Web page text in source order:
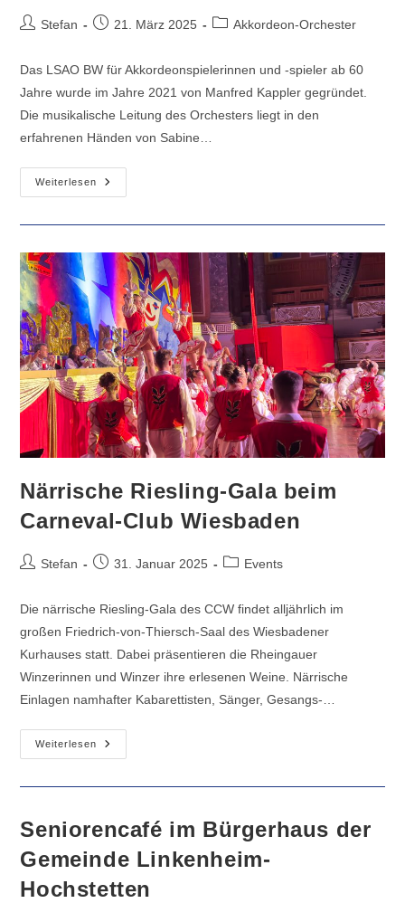
Beitrags-
Stefan
Beitrag21. März 2025
Beitrags-
Akkordeon-Orchester
Das LSAO BW für Akkordeonspielerinnen und -spieler ab 60
Jahre wurde im Jahre 2021 von Manfred Kappler gegründet.
Die musikalische Leitung des Orchesters liegt in den
erfahrenen Händen von Sabine…
Weiterlesen
Landes-
Senioren-
Orchester
Närrische Riesling-Gala beim
Carneval-Club Wiesbaden
Beitrags-
Stefan
Beitrag31. Januar 2025
Beitrags-
Events
Die närrische Riesling-Gala des CCW findet alljährlich im
großen Friedrich-von-Thiersch-Saal des Wiesbadener
Kurhauses statt. Dabei präsentieren die Rheingauer
Winzerinnen und Winzer ihre erlesenen Weine. Närrische
Einlagen namhafter Kabarettisten, Sänger, Gesangs-…
Weiterlesen
Närrische
Riesling-
Wiesbaden
Seniorencafé im Bürgerhaus der
Gemeinde Linkenheim-
Hochstetten